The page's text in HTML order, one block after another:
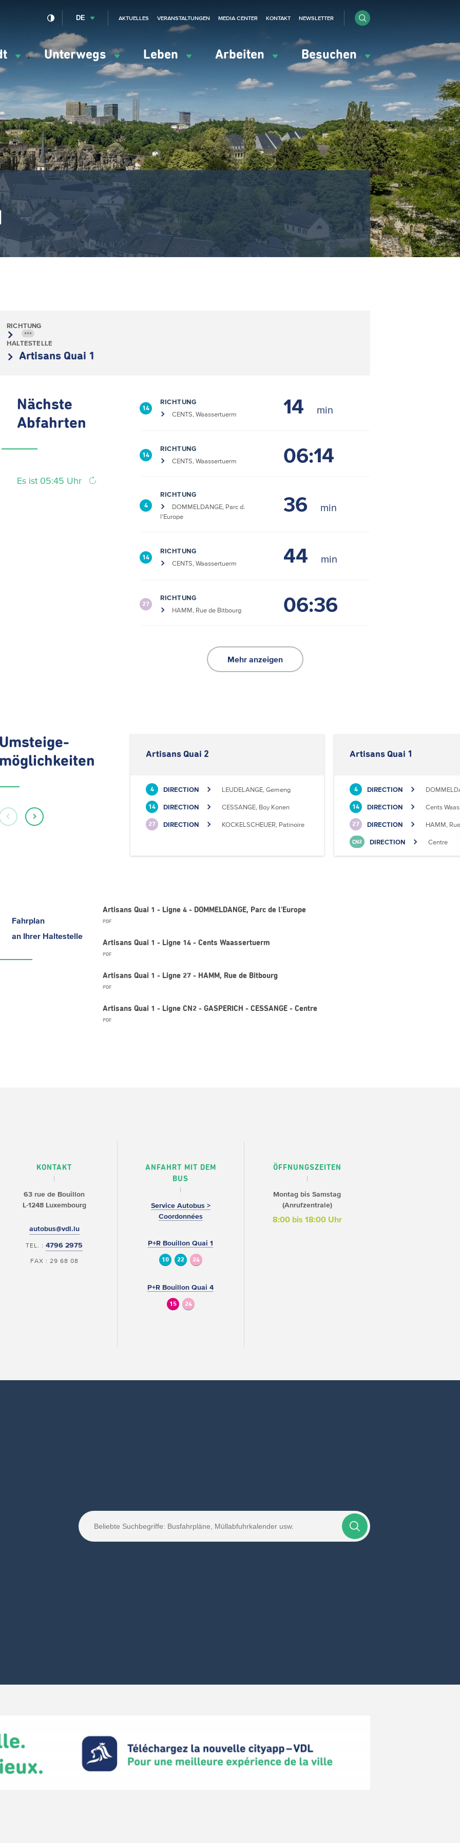
Unterwegs Leben Arbeiten Besuchen
DE AKTUELLES VERANSTALTUNGEN MEDIA CENTER KONTAKT NEWSLETTER
RICHTUNG
•••
HALTESTELLE
Artisans Quai 1
Nächste
Abfahrten
Es ist 05:45 Uhr
14
RICHTUNG
CENTS, Waassertuerm
14
14
RICHTUNG
CENTS, Waassertuerm
06:14
4
RICHTUNG
DOMMELDANGE, Parc d.
l'Europe
36
14
RICHTUNG
CENTS, Waassertuerm
44
27
RICHTUNG
HAMM, Rue de Bitbourg
06:36
Mehr anzeigen
Artisans Quai 2
4 DIRECTION LEUDELANGE, Gemeng
14 DIRECTION CESSANGE, Boy Konen
27 DIRECTION KOCKELSCHEUER, Patinoire
Artisans Quai 1
4 DIRECTION
14 DIRECTION Cents
27 DIRECTION HAMM,
CN2 DIRECTION Centre
Fahrplan
an Ihrer Haltestelle
Artisans Quai 1 - Ligne 4 - DOMMELDANGE, Parc de l'Europe
PDF
Artisans Quai 1 - Ligne 14 - Cents Waassertuerm
PDF
Artisans Quai 1 - Ligne 27 - HAMM, Rue de Bitbourg
PDF
Artisans Quai 1 - Ligne CN2 - GASPERICH - CESSANGE - Centre
PDF
KONTAKT
63 rue de Bouillon
L-1248 Luxembourg
autobus@vdl.lu
TEL. :4796 2975
FAX : 29 68 08
ANFAHRT MIT DEM
BUS
Service Autobus >
Coordonnées
P+R Bouillon Quai 1
10 22 24
P+R Bouillon Quai 4
15 24
ÖFFNUNGSZEITEN
Montag bis Samstag
(Anrufzentrale)
8:00 bis 18:00 Uhr